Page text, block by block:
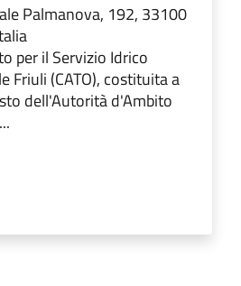
Palmanova, 192, 33100
per il Servizio Idrico
Friuli (CATO), costituita a
dell'Autorità d'Ambito